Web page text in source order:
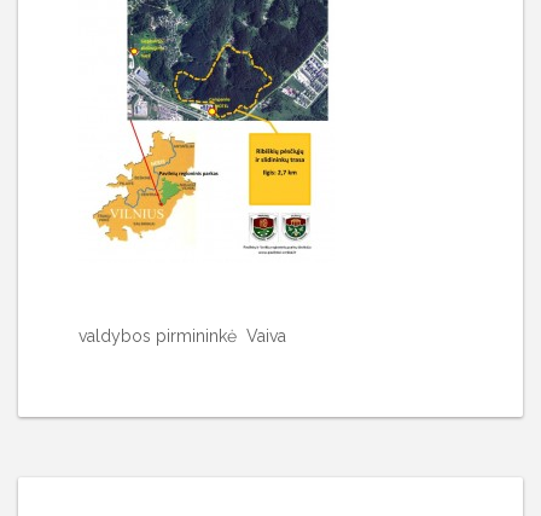
valdybos pirmininkė Vaiva